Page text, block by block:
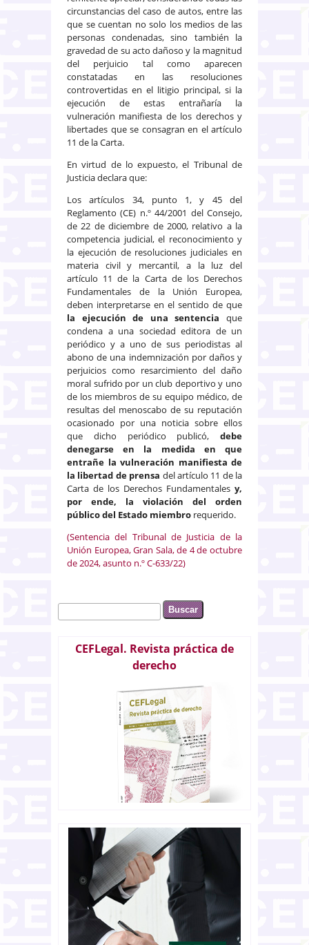
circunstancias del caso de autos, entre las
que se cuentan no solo los medios de las
personas condenadas, sino también la
gravedad de su acto dañoso y la magnitud
del perjuicio tal como aparecen
constatadas en las resoluciones
controvertidas en el litigio principal, si la
ejecución de estas entrañaría la
vulneración manifiesta de los derechos y
libertades que se consagran en el artículo
11 de la Carta.
En virtud de lo expuesto, el Tribunal de
Justicia declara que:
Los artículos 34, punto 1, y 45 del
Reglamento (CE) n.º 44/2001 del Consejo,
de 22 de diciembre de 2000, relativo a la
competencia judicial, el reconocimiento y
la ejecución de resoluciones judiciales en
materia civil y mercantil, a la luz del
artículo 11 de la Carta de los Derechos
Fundamentales de la Unión Europea,
deben interpretarse en el sentido de que
la ejecución de una sentencia que
condena a una sociedad editora de un
periódico y a uno de sus periodistas al
abono de una indemnización por daños y
perjuicios como resarcimiento del daño
moral sufrido por un club deportivo y uno
de los miembros de su equipo médico, de
resultas del menoscabo de su reputación
ocasionado por una noticia sobre ellos
que dicho periódico publicó, debe
denegarse en la medida en que
entrañe la vulneración manifiesta de
la libertad de prensa del artículo 11 de la
Carta de los Derechos Fundamentales y,
por ende, la violación del orden
público del Estado miembro requerido.
(Sentencia del Tribunal de Justicia de la
Unión Europea, Gran Sala, de 4 de octubre
de 2024, asunto n.º C-633/22)
Formulario de búsqueda
Buscar
CEFLegal. Revista práctica de
derecho